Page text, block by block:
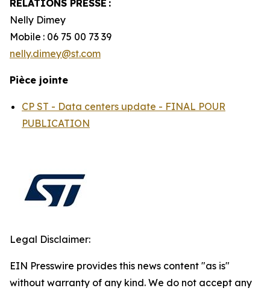
RELATIONS PRESSE :
Nelly Dimey
Mobile : 06 75 00 73 39
nelly.dimey@st.com
Pièce jointe
CP ST - Data centers update - FINAL POUR
PUBLICATION
Legal Disclaimer:
EIN Presswire provides this news content "as is"
without warranty of any kind. We do not accept any